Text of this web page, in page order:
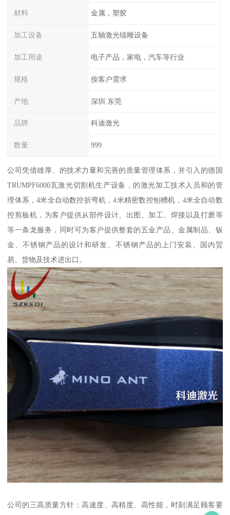
材料 金属，塑胶
加工设备 五轴激光镭雕设备
加工用途 电子产品，家电，汽车等行业
规格 按客户需求
产地 深圳 东莞
品牌 科迪激光
数量 999
公司凭借雄厚、的技术力量和完善的质量管理体系，并引入的德国
TRUMPF6000瓦激光切割机生产设备，的激光加工技术人员和的管
理体系，4米全自动数控折弯机，4米精密数控刨槽机，4米全自动数
控剪板机，为客户提供从部件设计、出图、加工、焊接以及打磨等
等一条龙服务，同时可为客户提供整套的五金产品、金属制品、钣
金、不锈钢产品的设计和研发、不锈钢产品的上门安装、国内贸
易、货物及技术进出口。
公司的三高质量方针：高速度、高精度、高性能，时刻满足顾客要